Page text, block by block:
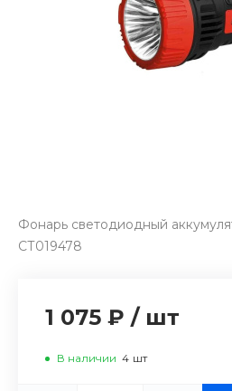
Фонарь светодиодный
СТ019478
1 075 ₽ / шт
В наличии 4 шт